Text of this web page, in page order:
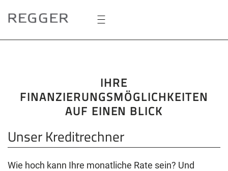
Zum
Hauptinhalt
IHRE
FINANZIERUNGSMÖGLICHKEITEN
AUF EINEN BLICK
Unser Kreditrechner
Wie hoch kann Ihre monatliche Rate sein? Und